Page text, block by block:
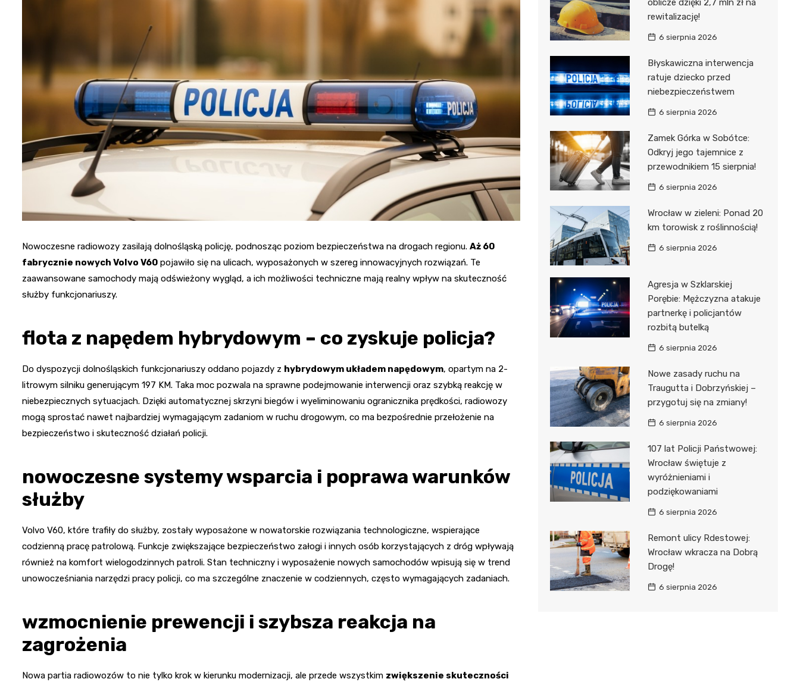
Kino
Nowoczesne radiowozy zasilają dolnośląską policję, podnosząc poziom bezpieczeństwa na drogach regionu. Aż 60
fabrycznie nowych Volvo V60 pojawiło się na ulicach, wyposażonych w szereg innowacyjnych rozwiązań. Te
zaawansowane samochody mają odświeżony wygląd, a ich możliwości techniczne mają realny wpływ na skuteczność
służby funkcjonariuszy.
flota z napędem hybrydowym – co zyskuje policja?
Do dyspozycji dolnośląskich funkcjonariuszy oddano pojazdy z hybrydowym układem napędowym, opartym na 2-
litrowym silniku generującym 197 KM. Taka moc pozwala na sprawne podejmowanie interwencji oraz szybką reakcję w
niebezpiecznych sytuacjach. Dzięki automatycznej skrzyni biegów i wyeliminowaniu ogranicznika prędkości, radiowozy
mogą sprostać nawet najbardziej wymagającym zadaniom w ruchu drogowym, co ma bezpośrednie przełożenie na
bezpieczeństwo i skuteczność działań policji.
nowoczesne systemy wsparcia i poprawa warunków
służby
Volvo V60, które trafiły do służby, zostały wyposażone w nowatorskie rozwiązania technologiczne, wspierające
codzienną pracę patrolową. Funkcje zwiększające bezpieczeństwo załogi i innych osób korzystających z dróg wpływają
również na komfort wielogodzinnych patroli. Stan techniczny i wyposażenie nowych samochodów wpisują się w trend
unowocześniania narzędzi pracy policji, co ma szczególne znaczenie w codziennych, często wymagających zadaniach.
wzmocnienie prewencji i szybsza reakcja na
zagrożenia
Nowa partia radiowozów to nie tylko krok w kierunku modernizacji, ale przede wszystkim zwiększenie skuteczności
oblicze dzięki 2,7 mln zł na
rewitalizację!
6 sierpnia 2026
Błyskawiczna interwencja
ratuje dziecko przed
niebezpieczeństwem
6 sierpnia 2026
Zamek Górka w Sobótce:
Odkryj jego tajemnice z
przewodnikiem 15 sierpnia!
6 sierpnia 2026
Wrocław w zieleni: Ponad 20
km torowisk z roślinnością!
6 sierpnia 2026
Agresja w Szklarskiej
Porębie: Mężczyzna atakuje
partnerkę i policjantów
rozbitą butelką
6 sierpnia 2026
Nowe zasady ruchu na
Traugutta i Dobrzyńskiej –
przygotuj się na zmiany!
6 sierpnia 2026
107 lat Policji Państwowej:
Wrocław świętuje z
wyróżnieniami i
podziękowaniami
6 sierpnia 2026
Remont ulicy Rdestowej:
Wrocław wkracza na Dobrą
Drogę!
6 sierpnia 2026